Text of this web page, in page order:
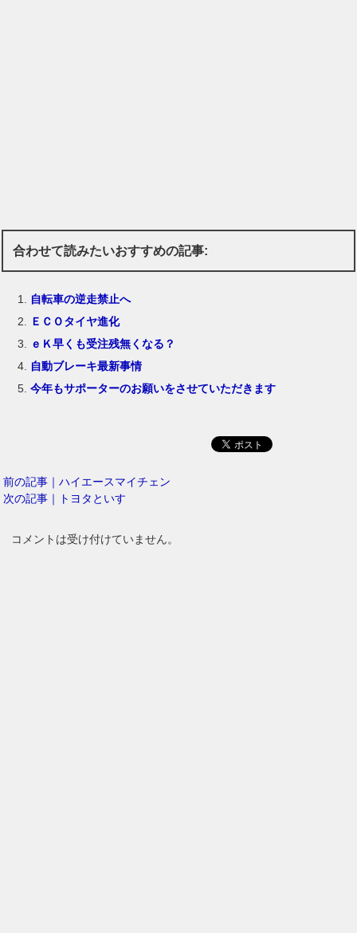
合わせて読みたいおすすめの記事:
自転車の逆走禁止へ
ＥＣＯタイヤ進化
ｅＫ早くも受注残無くなる？
自動ブレーキ最新事情
今年もサポーターのお願いをさせていただきます
前の記事｜ハイエースマイチェン
次の記事｜トヨタといすゞ
コメントは受け付けていません。